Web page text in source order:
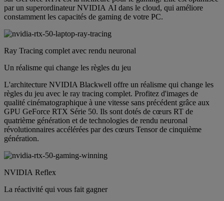
par un superordinateur NVIDIA AI dans le cloud, qui améliore
constamment les capacités de gaming de votre PC.
Ray Tracing complet avec rendu neuronal
Un réalisme qui change les règles du jeu
L'architecture NVIDIA Blackwell offre un réalisme qui change les
règles du jeu avec le ray tracing complet. Profitez d'images de
qualité cinématographique à une vitesse sans précédent grâce aux
GPU GeForce RTX Série 50. Ils sont dotés de cœurs RT de
quatrième génération et de technologies de rendu neuronal
révolutionnaires accélérées par des cœurs Tensor de cinquième
génération.
NVIDIA Reflex
La réactivité qui vous fait gagner